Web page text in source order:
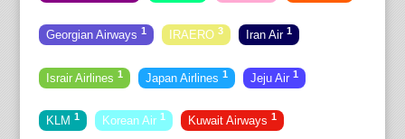
Georgian Airways 1 IRAERO 3 Iran Air 1
Israir Airlines 1 Japan Airlines 1 Jeju Air 1
KLM 1 Korean Air 1 Kuwait Airways 1